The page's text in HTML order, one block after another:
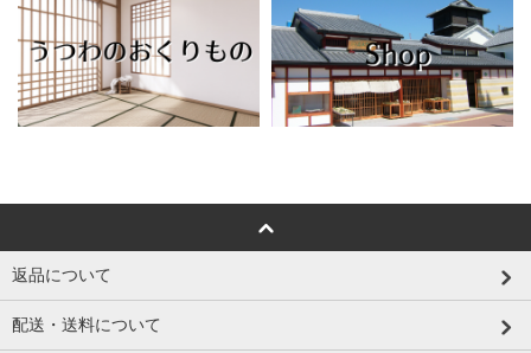
返品について
配送・送料について